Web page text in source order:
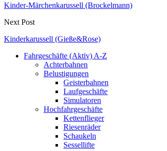
Kinder-Märchenkarussell (Brockelmann)
Next Post
Kinderkarussell (Gieße&Rose)
Fahrgeschäfte (Aktiv) A-Z
Achterbahnen
Belustigungen
Geisterbahnen
Laufgeschäfte
Simulatoren
Hochfahrgeschäfte
Kettenflieger
Riesenräder
Schaukeln
Sessellifte